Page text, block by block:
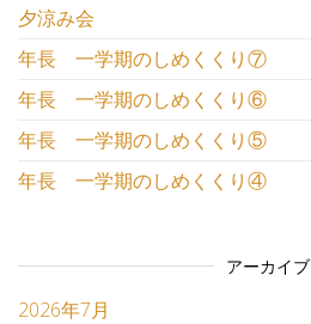
夕涼み会
年長 一学期のしめくくり⑦
年長 一学期のしめくくり⑥
年長 一学期のしめくくり⑤
年長 一学期のしめくくり④
アーカイブ
2026年7月